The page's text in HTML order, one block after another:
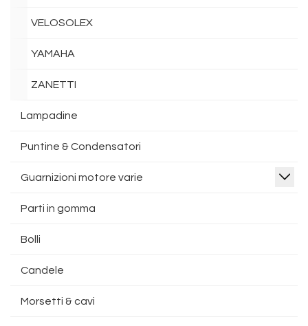
VELOSOLEX
YAMAHA
ZANETTI
Lampadine
Puntine & Condensatori
Guarnizioni motore varie
Parti in gomma
Bolli
Candele
Morsetti & cavi